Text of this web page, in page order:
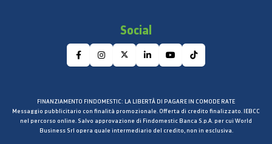
Social
FINANZIAMENTO FINDOMESTIC: LA LIBERTÀ DI PAGARE IN COMODE RATE
Messaggio pubblicitario con finalità promozionale. Offerta di credito finalizzato. IEBCC
nel percorso online. Salvo approvazione di Findomestic Banca S.p.A. per cui World
Business Srl opera quale intermediario del credito, non in esclusiva.